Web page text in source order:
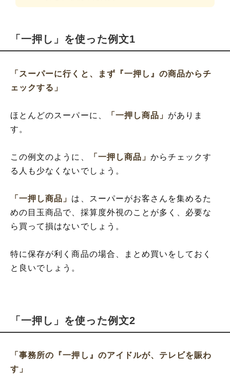
「一押し」を使った例文1
「スーパーに行くと、まず『一押し』の商品からチ
ェックする」
ほとんどのスーパーに、 「一押し商品」 がありま
す。
この例文のように、 「一押し商品」からチェックす
る人も少なくないでしょう。
「一押し商品」 は、スーパーがお客さんを集めるた
めの目玉商品で、採算度外視のことが多く、必要な
ら買って損はないでしょう。
特に保存が利く商品の場合、まとめ買いをしておく
と良いでしょう。
「一押し」を使った例文2
「事務所の『一押し』のアイドルが、テレビを賑わ
す」